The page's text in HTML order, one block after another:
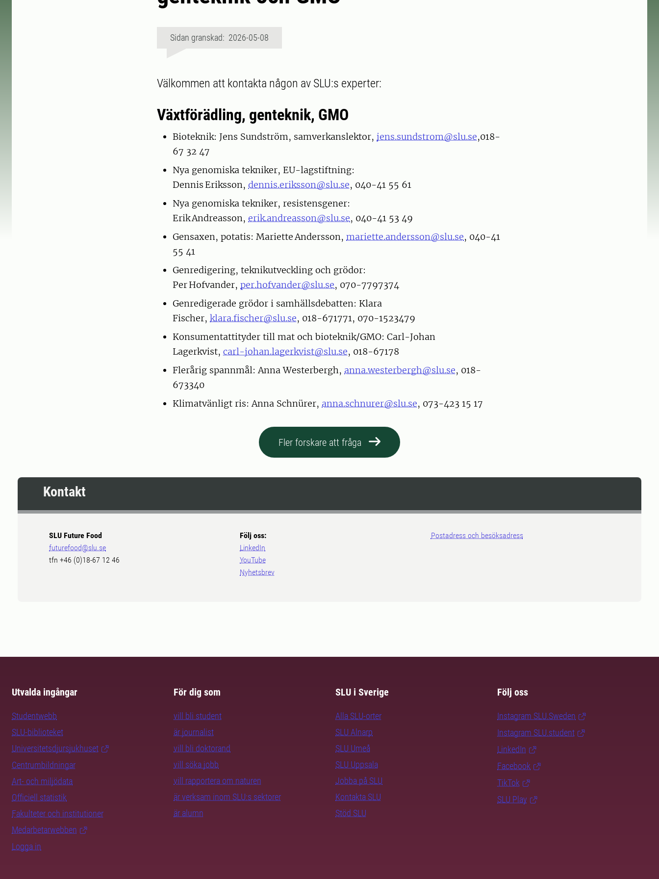
Sidan granskad: 2026-05-08
Välkommen att kontakta någon av SLU:s experter:
Växtförädling, genteknik, GMO
Bioteknik: Jens Sundström, samverkanslektor, jens.sundstrom@slu.se,018-
67 32 47
Nya genomiska tekniker, EU-lagstiftning:
Dennis Eriksson, dennis.eriksson@slu.se, 040-41 55 61
Nya genomiska tekniker, resistensgener:
Erik Andreasson, erik.andreasson@slu.se, 040-41 53 49
Gensaxen, potatis: Mariette Andersson, mariette.andersson@slu.se, 040-41
55 41
Genredigering, teknikutveckling och grödor:
Per Hofvander, per.hofvander@slu.se, 070-7797374
Genredigerade grödor i samhällsdebatten: Klara
Fischer, klara.fischer@slu.se, 018-671771, 070-1523479
Konsumentattityder till mat och bioteknik/GMO: Carl-Johan
Lagerkvist, carl-johan.lagerkvist@slu.se, 018-67178
Flerårig spannmål: Anna Westerbergh, anna.westerbergh@slu.se, 018-
673340
Klimatvänligt ris: Anna Schnürer, anna.schnurer@slu.se, 073-423 15 17
Fler forskare att fråga
Kontakt
SLU Future Food
futurefood@slu.se
tfn +46 (0)18-67 12 46
Följ oss:
LinkedIn
YouTube
Nyhetsbrev
Postadress och besöksadress
Utvalda ingångar
Studentwebb
SLU-biblioteket
Universitetsdjursjukhuset
Centrumbildningar
Art- och miljödata
Officiell statistik
Fakulteter och institutioner
Medarbetarwebben
Logga in
För dig som
vill bli student
är journalist
vill bli doktorand
vill söka jobb
vill rapportera om naturen
är verksam inom SLU:s sektorer
är alumn
SLU i Sverige
Alla SLU-orter
SLU Alnarp
SLU Umeå
SLU Uppsala
Jobba på SLU
Kontakta SLU
Stöd SLU
Följ oss
Instagram SLU.Sweden
Instagram SLU.student
LinkedIn
Facebook
TikTok
SLU Play